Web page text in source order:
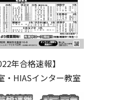
年合格速報】
・HIASインター教室